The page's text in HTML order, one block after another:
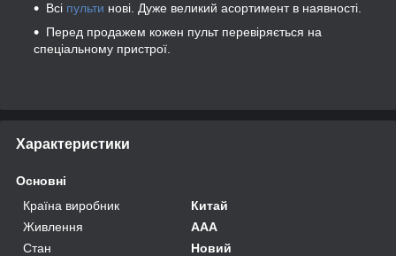
Всі пульти нові. Дуже великий асортимент в наявності.
Перед продажем кожен пульт перевіряється на
спеціальному пристрої.
Характеристики
Основні
Країна виробник
Китай
Живлення
AAA
Стан
Новий